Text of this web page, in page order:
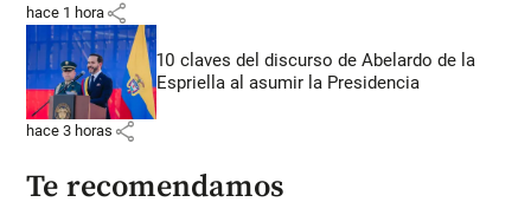
hace 1 hora share
10 claves del discurso de Abelardo de la
Espriella al asumir la Presidencia
hace 3 horas share
Te recomendamos